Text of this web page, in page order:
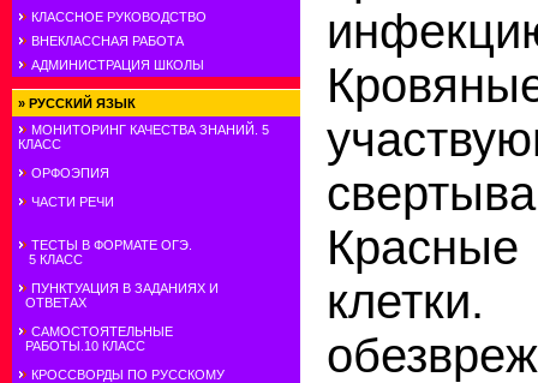
КЛАССНОЕ РУКОВОДСТВО
ВНЕКЛАССНАЯ РАБОТА
АДМИНИСТРАЦИЯ ШКОЛЫ
» РУССКИЙ ЯЗЫК
МОНИТОРИНГ КАЧЕСТВА ЗНАНИЙ. 5
КЛАСС
ОРФОЭПИЯ
ЧАСТИ РЕЧИ
ТЕСТЫ В ФОРМАТЕ ОГЭ.
5 КЛАСС
ПУНКТУАЦИЯ В ЗАДАНИЯХ И
ОТВЕТАХ
САМОСТОЯТЕЛЬНЫЕ
РАБОТЫ.10 КЛАСС
КРОССВОРДЫ ПО РУССКОМУ